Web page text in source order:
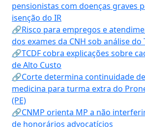
pensionistas com doenças graves
isenção do IR
🔗Risco para empregos e
dos exames da CNH sob análise do
🔗TCDF cobra explicações sobre
de Alto Custo
🔗Corte determina continuidade
medicina para turma extra do
(PE)
🔗CNMP orienta MP a não
de honorários advocatícios